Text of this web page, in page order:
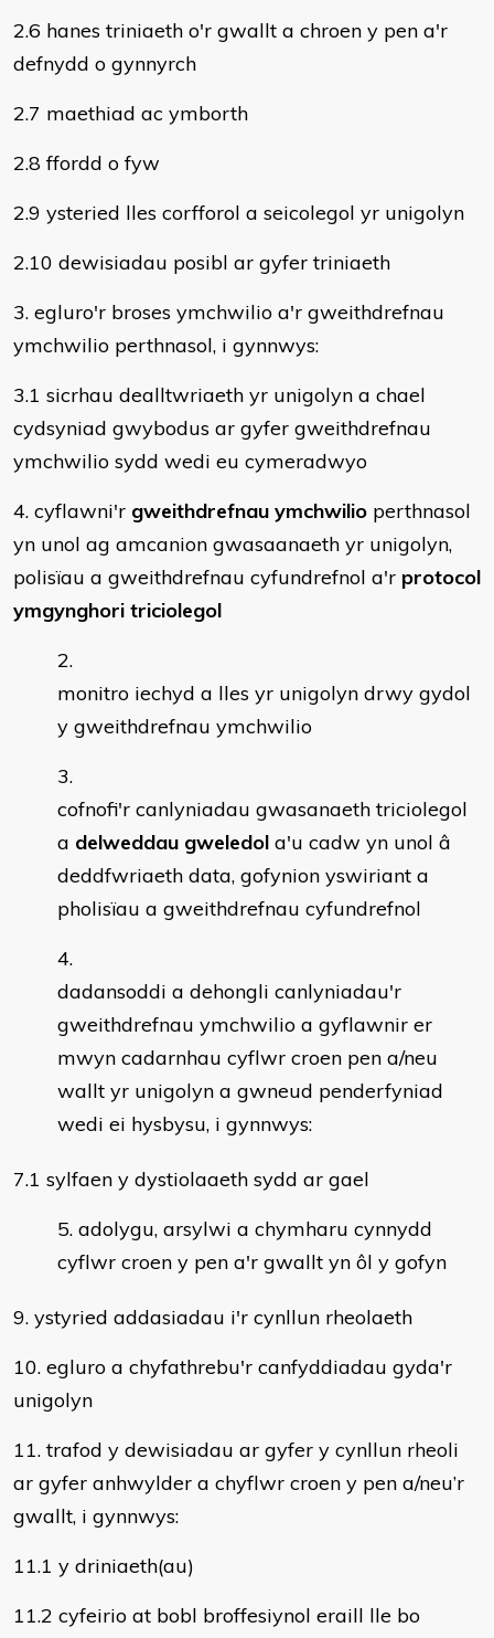
2.6 hanes triniaeth o'r gwallt a chroen y pen a'r
defnydd o gynnyrch
2.7 maethiad ac ymborth
2.8 ffordd o fyw
2.9 ysteried lles corfforol a seicolegol yr unigolyn
2.10 dewisiadau posibl ar gyfer triniaeth
3. egluro'r broses ymchwilio a'r gweithdrefnau
ymchwilio perthnasol, i gynnwys:
3.1 sicrhau dealltwriaeth yr unigolyn a chael
cydsyniad gwybodus ar gyfer gweithdrefnau
ymchwilio sydd wedi eu cymeradwyo
4. cyflawni'r gweithdrefnau ymchwilio perthnasol
yn unol ag amcanion gwasaanaeth yr unigolyn,
polisïau a gweithdrefnau cyfundrefnol a'r protocol
ymgynghori triciolegol
monitro iechyd a lles yr unigolyn drwy gydol
y gweithdrefnau ymchwilio
cofnofi'r canlyniadau gwasanaeth triciolegol
a delweddau gweledol a'u cadw yn unol â
deddfwriaeth data, gofynion yswiriant a
pholisïau a gweithdrefnau cyfundrefnol
dadansoddi a dehongli canlyniadau'r
gweithdrefnau ymchwilio a gyflawnir er
mwyn cadarnhau cyflwr croen pen a/neu
wallt yr unigolyn a gwneud penderfyniad
wedi ei hysbysu, i gynnwys:
7.1 sylfaen y dystiolaaeth sydd ar gael
adolygu, arsylwi a chymharu cynnydd
cyflwr croen y pen a'r gwallt yn ôl y gofyn
9. ystyried addasiadau i'r cynllun rheolaeth
10. egluro a chyfathrebu'r canfyddiadau gyda'r
unigolyn
11. trafod y dewisiadau ar gyfer y cynllun rheoli
ar gyfer anhwylder a chyflwr croen y pen a/neu’r
gwallt, i gynnwys:
11.1 y driniaeth(au)
11.2 cyfeirio at bobl broffesiynol eraill lle bo